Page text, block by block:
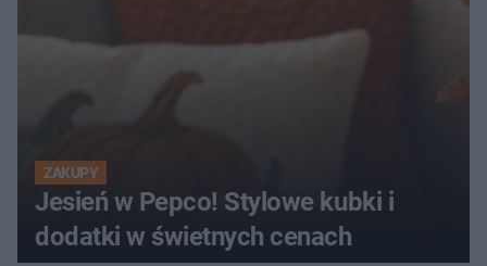
ZAKUPY
Jesień w Pepco! Stylowe kubki i
dodatki w świetnych cenach